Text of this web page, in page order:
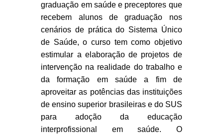
graduação em saúde e preceptores que
recebem alunos de graduação nos
cenários de prática do Sistema Único
de Saúde, o curso tem como objetivo
estimular a elaboração de projetos de
intervenção na realidade do trabalho e
da formação em saúde a fim de
aproveitar as potências das instituições
de ensino superior brasileiras e do SUS
para adoção da educação
interprofissional em saúde. O